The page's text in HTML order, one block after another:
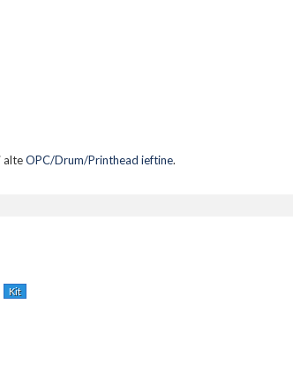
alteOPC/Drum/Printhead ieftine.
Kit